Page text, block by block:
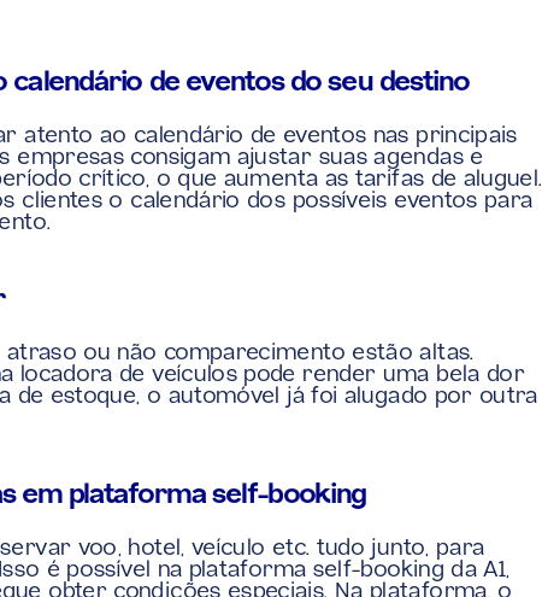
calendário de eventos do seu destino
atento ao calendário de eventos nas principais
empresas consigam ajustar suas agendas e
crítico, o que aumenta as tarifas de aluguel.
clientes o calendário dos possíveis eventos para
atraso ou não comparecimento estão altas.
locadora de veículos pode render uma bela dor
de estoque, o automóvel já foi alugado por outra
em plataforma self-booking
voo, hotel, veículo etc. tudo junto, para
é possível na plataforma self-booking da A1,
obter condições especiais. Na plataforma, o